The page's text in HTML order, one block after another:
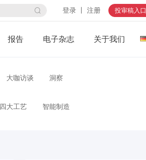
登录 丨 注册 投审稿入口
报告 电子杂志 关于我们
大咖访谈 洞察
四大工艺 智能制造